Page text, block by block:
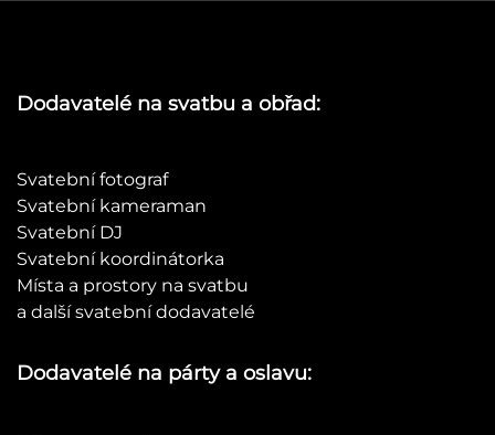
Dodavatelé na svatbu a obřad:
Svatební fotograf
Svatební kameraman
Svatební DJ
Svatební koordinátorka
Místa a prostory na svatbu
a další svatební dodavatelé
Dodavatelé na párty a oslavu: